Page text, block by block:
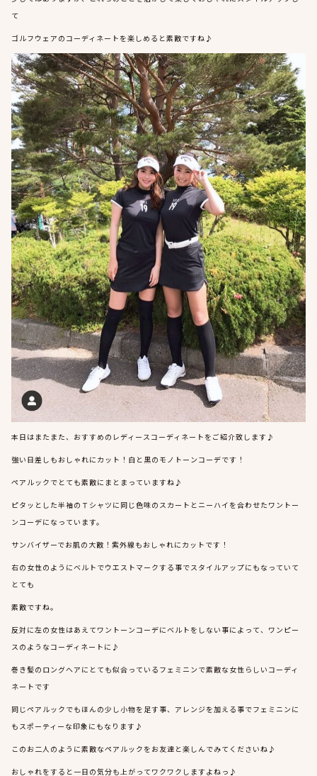
て
ゴルフウェアのコーディネートを楽しめると素敵ですね♪
本日はまたまた、おすすめのレディースコーディネートをご紹介致します♪
強い日差しもおしゃれにカット！白と黒のモノトーンコーデです！
ペアルックでとても素敵にまとまっていますね♪
ピタッとした半袖のＴシャツに同じ色味のスカートとニーハイを合わせたワントー
ンコーデになっています。
サンバイザーでお肌の大敵！紫外線もおしゃれにカットです！
右の女性のようにベルトでウエストマークする事でスタイルアップにもなっていて
とても
素敵ですね。
反対に左の女性はあえてワントーンコーデにベルトをしない事によって、ワンピー
スのようなコーディネートに♪
巻き髪のロングヘアにとても似合っているフェミニンで素敵な女性らしいコーディ
ネートです
同じペアルックでもほんの少し小物を足す事、アレンジを加える事でフェミニンに
もスポーティーな印象にもなります♪
このお二人のように素敵なペアルックをお友達と楽しんでみてくださいね♪
おしゃれをすると一日の気分も上がってワクワクしますよねっ♪